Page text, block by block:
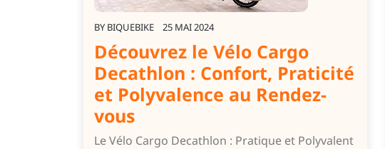
BY BIQUEBIKE 25 MAI 2024
Découvrez le Vélo Cargo
Decathlon : Confort, Praticité
et Polyvalence au Rendez-
vous
Le Vélo Cargo Decathlon : Pratique et Polyvalent